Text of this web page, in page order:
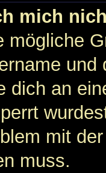
mich
mögliche
dich an
mit
muss.